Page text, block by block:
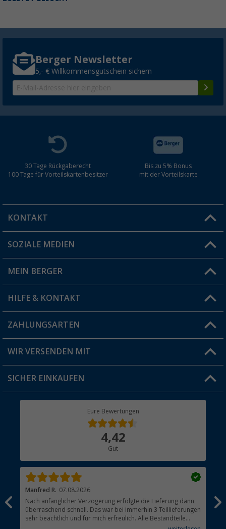
Berger Newsletter
5,- € Willkommensgutschein sichern
30 Tage Rückgaberecht
100 Tage für Vorteilskartenbesitzer
Bis zu 5% Bonus
mit der Vorteilskarte
KONTAKT
Du hast eine Frage?
Filiale finden
SOZIALE MEDIEN
MEIN BERGER
Vorteilskarte
Blog
Jobs & Karriere
HILFE & KONTAKT
FAQ & Kontakt
Versandinformationen
Rücksendung
ZAHLUNGSARTEN
WIR VERSENDEN MIT
SICHER EINKAUFEN
Eure Bewertungen
4,42
Gut
Manfred R. 07.08.2026
Nach anfänglicher Verzögerung erfolgte die Lieferung dann
überraschend schnell. Das war bei immerhin 3 Teillieferungen
sehr beachtlich und für mich erfreulich. Alle Bestandteile
waren gut verpackt und in Ordnung. Das Gerät (Gasgrill)